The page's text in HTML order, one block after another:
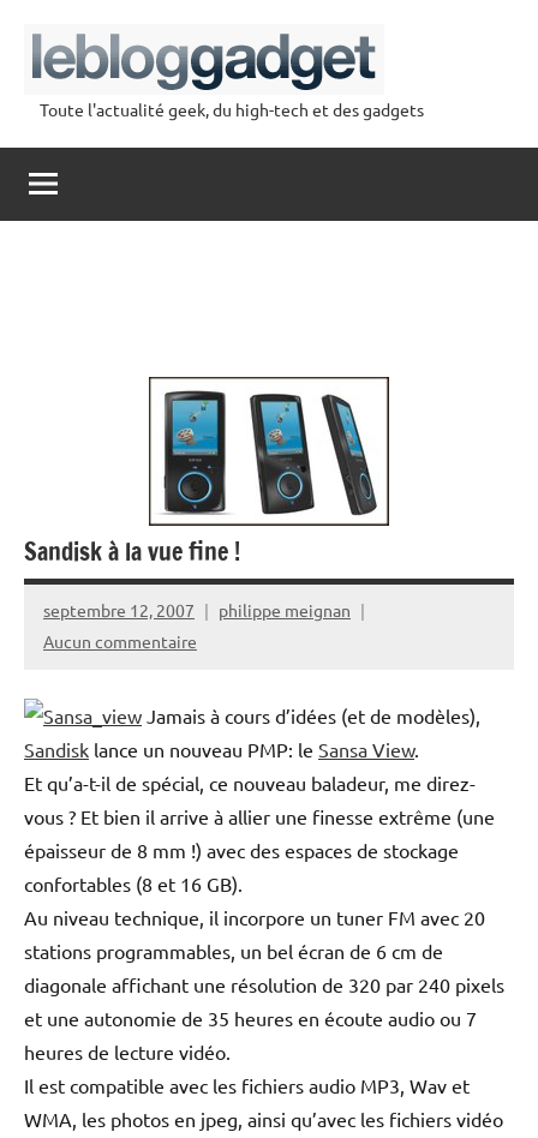
contenu
lebloggadget
Toute l'actualité geek, du high-tech et des gadgets
Sandisk à la vue fine !
septembre 12, 2007
philippe meignan
Aucun commentaire
Jamais à cours d’idées (et de modèles),
Sandisk lance un nouveau PMP: le Sansa View.
Et qu’a-t-il de spécial, ce nouveau baladeur, me direz-
vous ? Et bien il arrive à allier une finesse extrême (une
épaisseur de 8 mm !) avec des espaces de stockage
confortables (8 et 16 GB).
Au niveau technique, il incorpore un tuner FM avec 20
stations programmables, un bel écran de 6 cm de
diagonale affichant une résolution de 320 par 240 pixels
et une autonomie de 35 heures en écoute audio ou 7
heures de lecture vidéo.
Il est compatible avec les fichiers audio MP3, Wav et
WMA, les photos en jpeg, ainsi qu’avec les fichiers vidéo